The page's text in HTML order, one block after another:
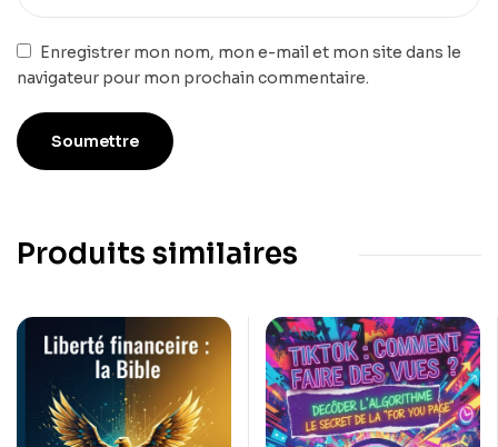
Enregistrer mon nom, mon e-mail et mon site dans le
navigateur pour mon prochain commentaire.
Produits similaires